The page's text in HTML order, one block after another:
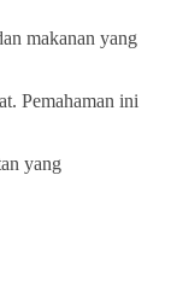
makanan yang
Pemahaman ini
yang